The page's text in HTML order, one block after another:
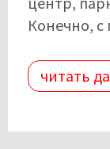
Конечно,
читать